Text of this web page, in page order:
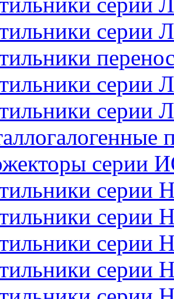
серии
серии
серии
серии
серии
серии
серии
серии